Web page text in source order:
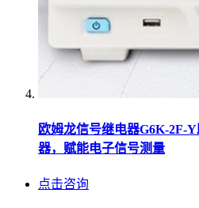
欧姆龙信号继电器G6K-2F-
器，赋能电子信号测量
点击咨询